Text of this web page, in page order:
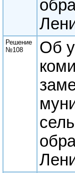
Решение
№108
Об